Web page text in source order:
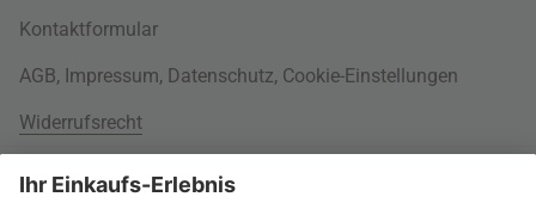
Kontaktformular
AGB, Impressum, Datenschutz, Cookie-Einstellungen
Widerrufsrecht
Rund um Ihre Bestellung